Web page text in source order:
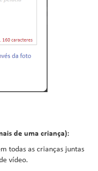
de uma criança):
todas as crianças juntas
vídeo.